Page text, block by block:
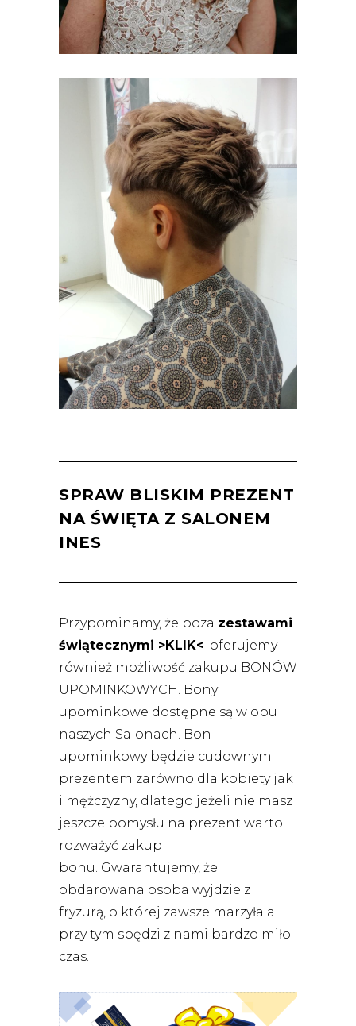
NAJNOWSZE
TRENDY
MODELOWANIE
STRZYŻENIE
SPRAW BLISKIM PREZENT
NA ŚWIĘTA Z SALONEM
INES
Przypominamy, że poza zestawami
świątecznymi >KLIK< oferujemy
również możliwość zakupu BONÓW
UPOMINKOWYCH. Bony
upominkowe dostępne są w obu
naszych Salonach. Bon
upominkowy będzie cudownym
prezentem zarówno dla kobiety jak
i mężczyzny, dlatego jeżeli nie masz
jeszcze pomysłu na prezent warto
rozważyć zakup
bonu. Gwarantujemy, że
obdarowana osoba wyjdzie z
fryzurą, o której zawsze marzyła a
przy tym spędzi z nami bardzo miło
czas.